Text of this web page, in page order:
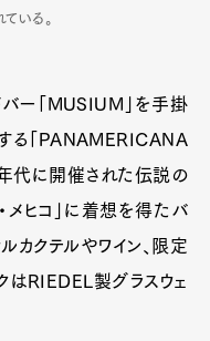
いる。
ー「MUSIUM」を手掛
る「PANAMERICANA
代に開催された伝説の
メヒコ」に着想を得たバ
カクテルやワイン、限定
はRIEDEL製グラスウェ